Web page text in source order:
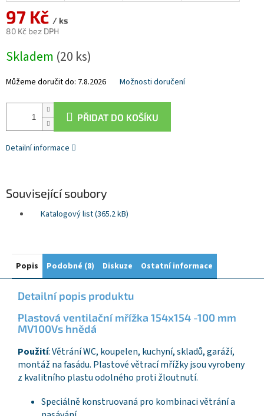
97 Kč / ks
80 Kč bez DPH
cena:
Skladem (20 ks)
Můžeme doručit do: 7.8.2026 Možnosti doručení
PŘIDAT DO KOŠÍKU
Detailní informace
Související soubory
Katalogový list (365.2 kB)
Popis Podobné (8) Diskuze Ostatní informace
Detailní popis produktu
Plastová ventilační mřížka 154x154 -100 mm
MV100Vs hnědá
Použití: Větrání WC, koupelen, kuchyní, skladů, garáží,
montáž na fasádu. Plastové větrací mřížky jsou vyrobeny
z kvalitního plastu odolného proti žloutnutí.
Speciálně konstruovaná pro kombinaci větrání a